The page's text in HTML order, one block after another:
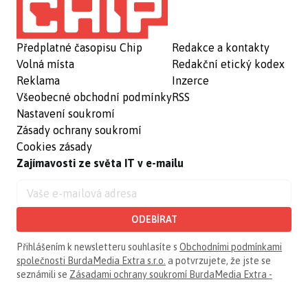
Předplatné časopisu Chip
Volná místa
Reklama
Všeobecné obchodní podmínky
Nastavení soukromí
Zásady ochrany soukromí
Cookies zásady
Redakce a kontakty
Redakční etický kodex
Inzerce
RSS
Zajímavosti ze světa IT v e-mailu
ODEBÍRAT
Přihlášením k newsletteru souhlasíte s Obchodními podmínkami
společnosti BurdaMedia Extra s.r.o. a potvrzujete, že jste se
seznámili se Zásadami ochrany soukromí BurdaMedia Extra -